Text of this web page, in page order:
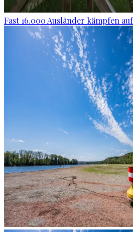
Fast 16.000 Ausländer kämpfen